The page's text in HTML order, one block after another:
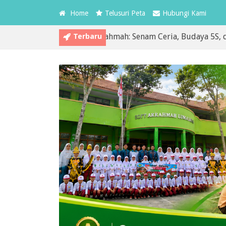
Home Telusuri Peta Hubungi Kami
Terbaru
MPLS SDIT Arrahmah: Senam Ceria, Budaya 5S, dan